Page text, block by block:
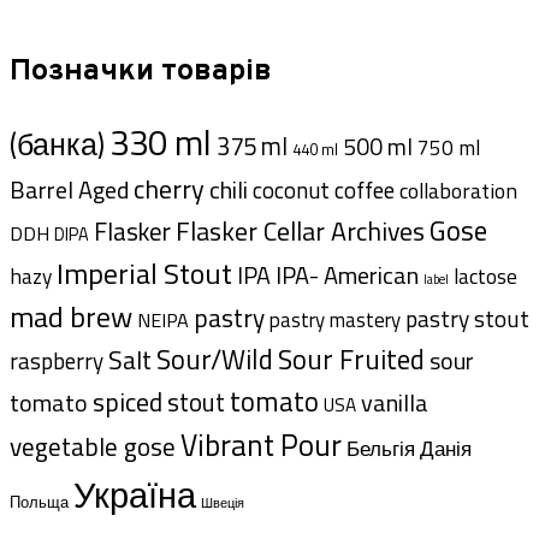
Позначки товарів
(банка)330 ml 375 ml 440 ml 500 ml 750 ml
Barrel Agedcherrychilicoconutcoffeecollaboration
DDH DIPA FlaskerFlasker Cellar ArchivesGose
hazy Imperial Stout IPA IPA- American label lactose
mad brew NEIPA pastrypastry masterypastry stout
raspberrySaltSour/Wild Sour Fruited sour
tomatospicedstouttomato USAvanilla
vegetable goseVibrant PourБельгіяДанія
Польща Україна Швеція